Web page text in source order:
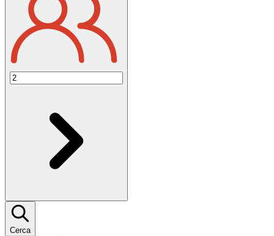
Cerca